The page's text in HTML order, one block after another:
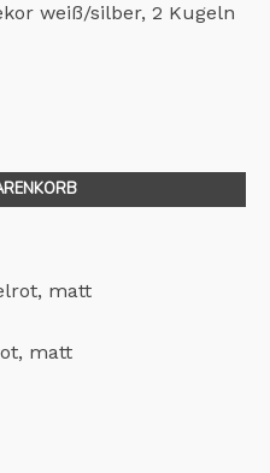
weiß/silber, 2 Kugeln
matt